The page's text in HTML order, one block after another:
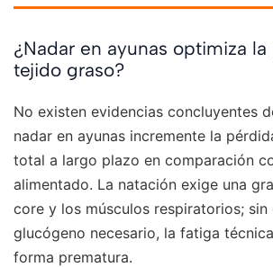
¿Nadar en ayunas optimiza
tejido graso?
No existen evidencias concluyentes
nadar en ayunas incremente la
total a largo plazo en comparación
alimentado. La natación exige una
core y los músculos respiratorios;
glucógeno necesario, la fatiga
forma prematura.